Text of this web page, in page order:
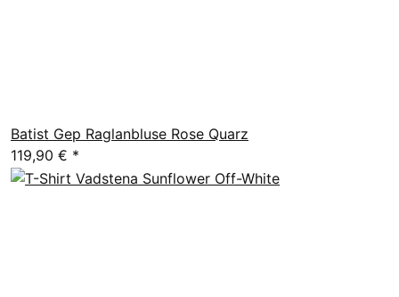
Batist Gep Raglanbluse Rose Quarz
119,90 € *